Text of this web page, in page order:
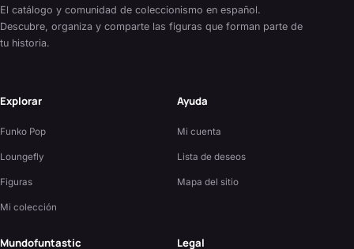
El catálogo y comunidad de coleccionismo en español.
Descubre, organiza y comparte las figuras que forman parte de
tu historia.
Explorar
Funko Pop
Loungefly
Figuras
Mi colección
Ayuda
Mi cuenta
Lista de deseos
Mapa del sitio
Mundofuntastic Legal